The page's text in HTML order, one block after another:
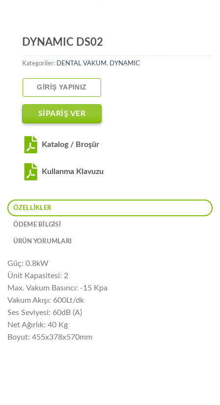
DYNAMIC DS02
Kategoriler: DENTAL VAKUM , DYNAMIC
GIRIŞ YAPINIZ
SİPARİŞ VER
Katalog / Broşür
Kullanma Klavuzu
ÖZELLIKLER
ÖDEME BİLGİSİ
ÜRÜN YORUMLARI
Güç: 0.8kW
Ünit Kapasitesi: 2
Max. Vakum Basıncı: -15 Kpa
Vakum Akışı: 600Lt/dk
Ses Seviyesi: 60dB (A)
Net Ağırlık: 40 Kg
Boyut: 455x378x570mm